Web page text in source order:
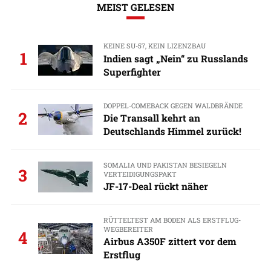
MEIST GELESEN
1
KEINE SU-57, KEIN LIZENZBAU
Indien sagt „Nein“ zu Russlands
Superfighter
2
DOPPEL-COMEBACK GEGEN WALDBRÄNDE
Die Transall kehrt an
Deutschlands Himmel zurück!
3
SOMALIA UND PAKISTAN BESIEGELN
VERTEIDIGUNGSPAKT
JF-17-Deal rückt näher
4
RÜTTELTEST AM BODEN ALS ERSTFLUG-
WEGBEREITER
Airbus A350F zittert vor dem
Erstflug